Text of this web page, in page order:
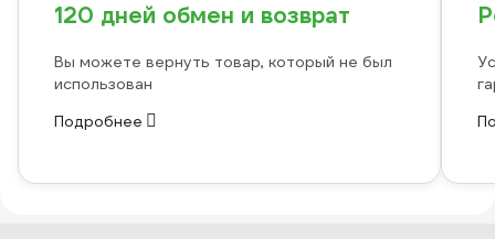
120 дней обмен и возврат
Вы можете вернуть товар, который не был
использован
Подробнее